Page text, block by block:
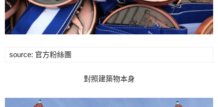
source: 官方粉絲團
對照建築物本身